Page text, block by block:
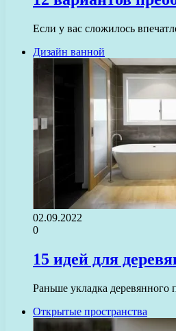
Если у вас сложилось
Дизайн ванной
02.09.2022
0
15 идей для
Раньше укладка деревянного
Открытые пространства